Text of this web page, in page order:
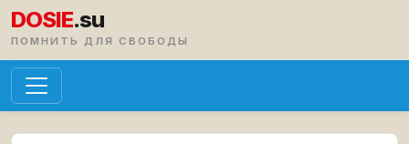
DOSIE.su
ПОМНИТЬ ДЛЯ СВОБОДЫ